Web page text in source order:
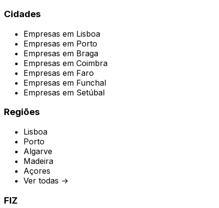
Cidades
Empresas em Lisboa
Empresas em Porto
Empresas em Braga
Empresas em Coimbra
Empresas em Faro
Empresas em Funchal
Empresas em Setúbal
Regiões
Lisboa
Porto
Algarve
Madeira
Açores
Ver todas →
FIZ